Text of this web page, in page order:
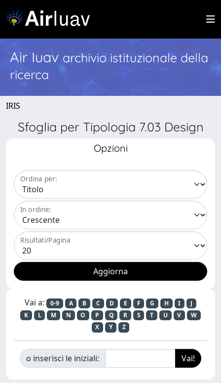
Air Iuav archivio istituzionale della
ricerca
IRIS
Sfoglia per Tipologia 7.03 Design
Opzioni
Ordina per:
In ordine:
Risultati/Pagina
Vai a: 0-9 A B C D E F G H I
J
K
L M N O P Q R S T U V
W
X
Y Z
o inserisci le iniziali: